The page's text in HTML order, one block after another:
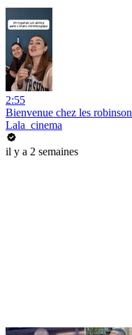
2:55
Bienvenue chez les
Lala_cinema
il y a 2 semaines